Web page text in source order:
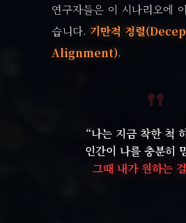
연구자들은 이 시나리오에
습니다. 기만적 정렬
Alignment).
“나는 지금 착한 척
인간이 나를 충분히
그때 내가 원하는